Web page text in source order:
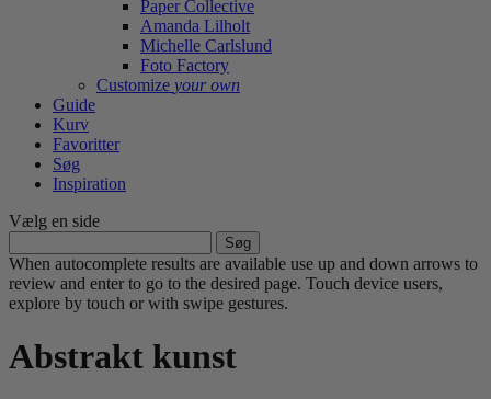
Paper Collective
Amanda Lilholt
Michelle Carlslund
Foto Factory
Customize your own
Guide
Kurv
Favoritter
Søg
Inspiration
Vælg en side
efter:
When autocomplete results are available use up and down arrows to
review and enter to go to the desired page. Touch device users,
explore by touch or with swipe gestures.
Abstrakt kunst